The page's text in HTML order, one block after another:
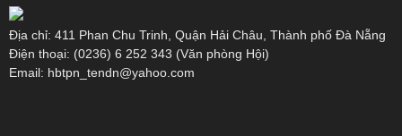
Địa chỉ: 411 Phan Chu Trinh, Quận Hải Châu, Thành phố Đà Nẵng
Điện thoại: (0236) 6 252 343 (Văn phòng Hội)
Email: hbtpn_tendn@yahoo.com